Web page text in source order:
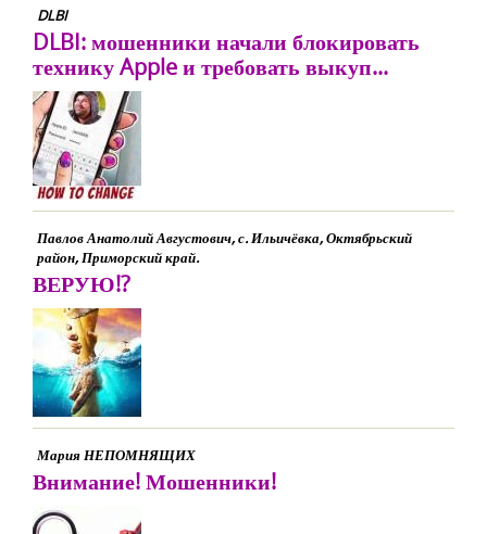
DLBI
DLBI: мошенники начали блокировать
технику Apple и требовать выкуп...
Павлов Анатолий Августович, с. Ильичёвка, Октябрьский
район, Приморский край.
ВЕРУЮ!?
Мария НЕПОМНЯЩИХ
Внимание! Мошенники!